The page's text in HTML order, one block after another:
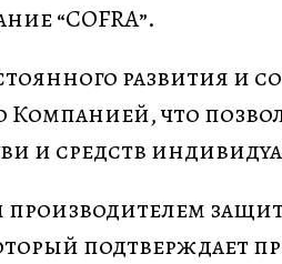
“COFRA”.
развития и
что
и средств
производителем
подтверждает